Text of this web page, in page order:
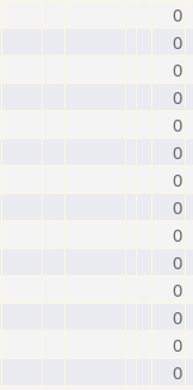
0
0
0
0
0
0
0
0
0
0
0
0
0
0